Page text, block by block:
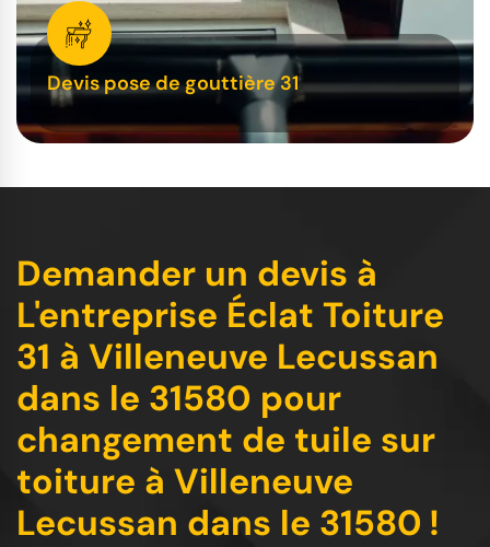
Devis pose de gouttière 31
Demander un devis à
L'entreprise Éclat Toiture
31 à Villeneuve Lecussan
dans le 31580 pour
changement de tuile sur
toiture à Villeneuve
Lecussan dans le 31580 !